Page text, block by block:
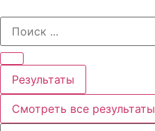
содержимому
Search
Результаты
Смотреть все результаты